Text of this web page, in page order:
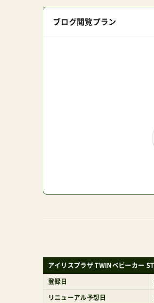
ブログ閲覧プラン
アイリスプラザ TWINベビーカー
登録日
リニューアル予想日